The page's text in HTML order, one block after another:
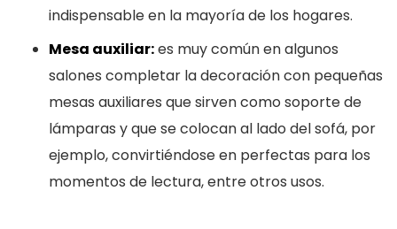
indispensable en la mayoría de los hogares.
Mesa auxiliar:es muy común en algunos
salones completar la decoración con pequeñas
mesas auxiliares que sirven como soporte de
lámparas y que se colocan al lado del sofá, por
ejemplo, convirtiéndose en perfectas para los
momentos de lectura, entre otros usos.